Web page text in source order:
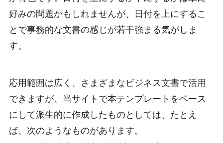
好みの問題かもしれませんが、日付を上にするこ
とで事務的な文書の感じが若干強まる気がしま
す。
応用範囲は広く、さまざまなビジネス文書で活用
できますが、当サイトで本テンプレートをベース
にして派生的に作成したものとしては、たとえ
ば、次のようなものがあります。